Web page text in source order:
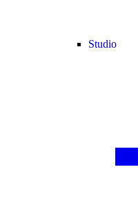
Studio